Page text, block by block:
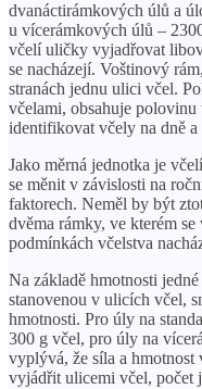
dvanáctirámkových úlů a
u vícerámkových úlů –
včelí uličky vyjadřovat
se nacházejí. Voštinový
stranách jednu ulici včel.
včelami, obsahuje
identifikovat včely na dně
Jako měrná jednotka je
se měnit v závislosti na
faktorech. Neměl by být
dvěma rámky, ve kterém
podmínkách včelstva
Na základě hmotnosti
stanovenou v ulicích včel,
hmotnosti. Pro úly na
300 g včel, pro úly na
vyplývá, že síla a hmotnost
vyjádřit ulicemi včel, počet